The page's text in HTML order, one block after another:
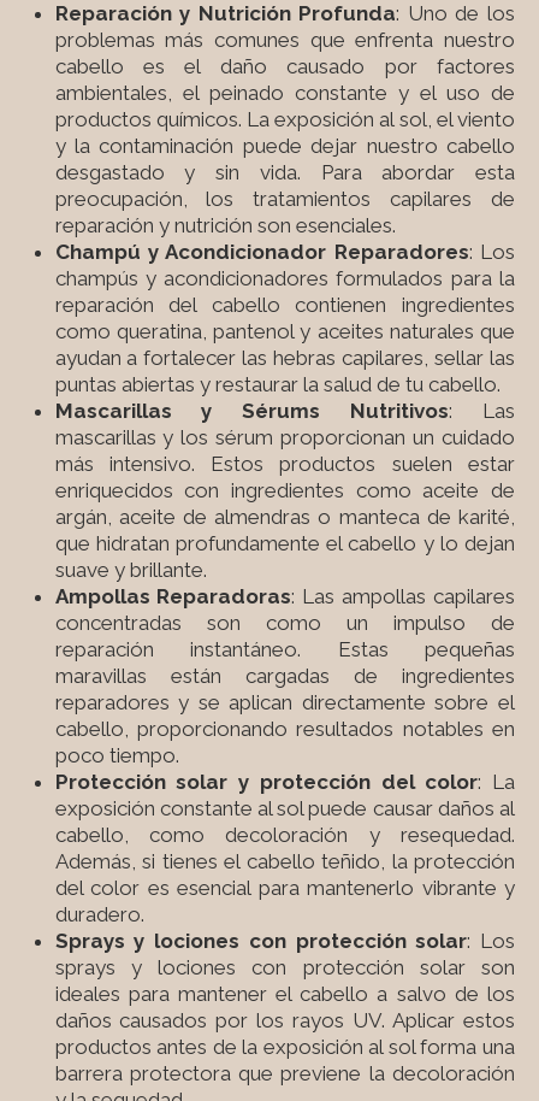
Reparación y Nutrición Profunda: Uno de los
problemas más comunes que enfrenta nuestro
cabello es el daño causado por factores
ambientales, el peinado constante y el uso de
productos químicos. La exposición al sol, el viento
y la contaminación puede dejar nuestro cabello
desgastado y sin vida. Para abordar esta
preocupación, los tratamientos capilares de
reparación y nutrición son esenciales.
Champú y Acondicionador Reparadores: Los
champús y acondicionadores formulados para la
reparación del cabello contienen ingredientes
como queratina, pantenol y aceites naturales que
ayudan a fortalecer las hebras capilares, sellar las
puntas abiertas y restaurar la salud de tu cabello.
Mascarillas y Sérums Nutritivos: Las
mascarillas y los sérum proporcionan un cuidado
más intensivo. Estos productos suelen estar
enriquecidos con ingredientes como aceite de
argán, aceite de almendras o manteca de karité,
que hidratan profundamente el cabello y lo dejan
suave y brillante.
Ampollas Reparadoras: Las ampollas capilares
concentradas son como un impulso de
reparación instantáneo. Estas pequeñas
maravillas están cargadas de ingredientes
reparadores y se aplican directamente sobre el
cabello, proporcionando resultados notables en
poco tiempo.
Protección solar y protección del color: La
exposición constante al sol puede causar daños al
cabello, como decoloración y resequedad.
Además, si tienes el cabello teñido, la protección
del color es esencial para mantenerlo vibrante y
duradero.
Sprays y lociones con protección solar: Los
sprays y lociones con protección solar son
ideales para mantener el cabello a salvo de los
daños causados por los rayos UV. Aplicar estos
productos antes de la exposición al sol forma una
barrera protectora que previene la decoloración